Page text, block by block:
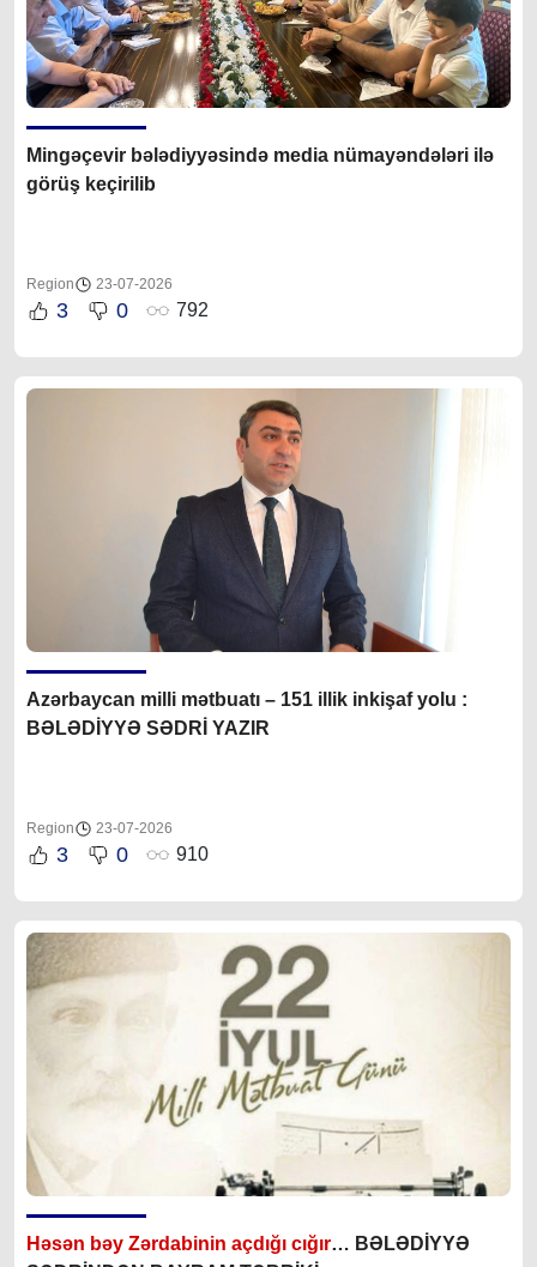
Mingəçevir bələdiyyəsində media nümayəndələri ilə
görüş keçirilib
Region 23-07-2026
3 0 792
Azərbaycan milli mətbuatı – 151 illik inkişaf yolu :
BƏLƏDİYYƏ SƏDRİ YAZIR
Region 23-07-2026
3 0 910
Həsən bəy Zərdabinin açdığı cığır… BƏLƏDİYYƏ